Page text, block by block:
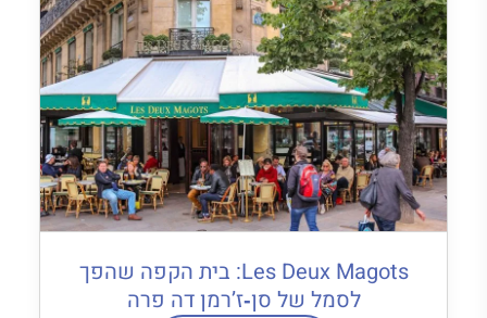
Les Deux Magots: בית הקפה שהפך
לסמל של סן‐ז’רמן דה פרה